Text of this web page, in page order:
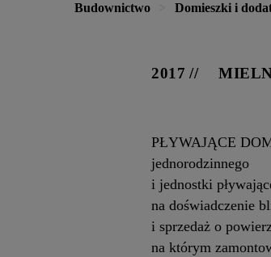
Budownictwo Domieszki i
2017
PŁYWAJĄCE
jednorodzinnego
i jednostki
na doświadczenie
i sprzedaż o
na którym